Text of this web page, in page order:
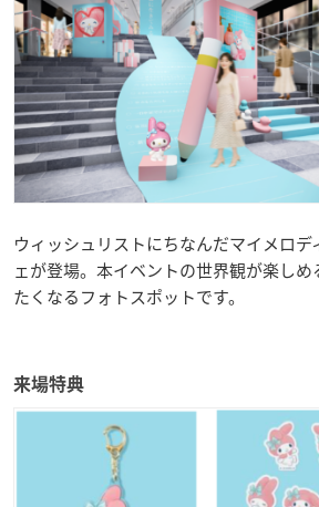
ウィッシュリストにちなんだマイメロ
ェが登場。本イベントの世界観が楽しめ
たくなるフォトスポットです。
来場特典